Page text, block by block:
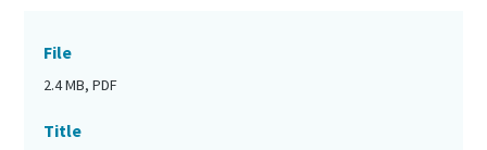
File
2.4 MB, PDF
Title